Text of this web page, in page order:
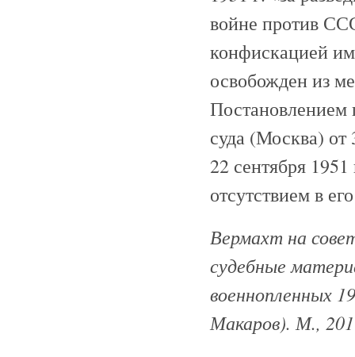
войне против
конфискацией
освобожден из
Постановлением
суда (Москва)
22 сентября
отсутствием в
Вермахт на
судебные
военнопленных
Макаров). М.,